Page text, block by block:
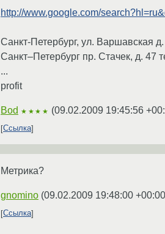
http://www.google.com/
Санкт-Петербург, ул. Варшавская
Санкт–Петербург пр. Стачек, д. 47
...
profit
Bod ★★★★ (09.02.2009 19:45:56
Ссылка
Метрика?
gnomino (09.02.2009 19:48:00 +00:00
Ссылка